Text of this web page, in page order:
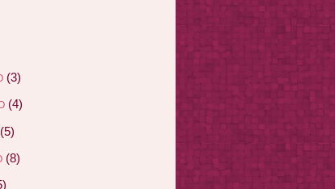
(3)
(4)
(5)
(8)